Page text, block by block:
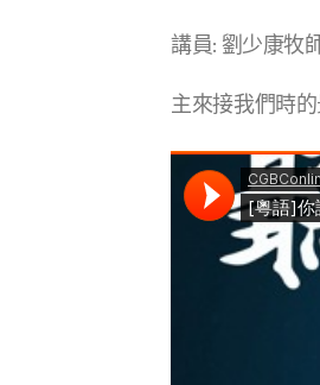
講員: 劉少康牧
主來接我們時的